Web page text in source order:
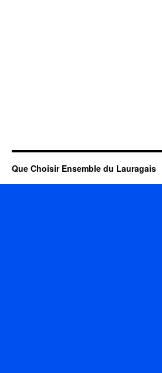
Que Choisir Ensemble du Lauragais